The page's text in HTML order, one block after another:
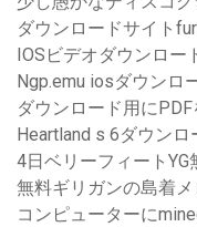
ダウンロードサイト
IOSビデオダウンロー
Ngp.emu iosダウンロ
ダウンロード用に
Heartland s 6ダウンロ
4日ベリーフィートYG
無料ギリガンの島着
コンピューターに